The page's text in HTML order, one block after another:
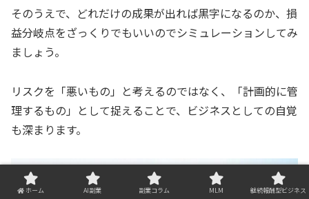
そのうえで、どれだけの成果が出れば黒字になるのか、損
益分岐点をざっくりでもいいのでシミュレーションしてみ
ましょう。
リスクを「悪いもの」と考えるのではなく、「計画的に管
理するもの」として捉えることで、ビジネスとしての自覚
も深まります。
ホーム AI副業 副業コラム MLM 継続報酬型ビジネス